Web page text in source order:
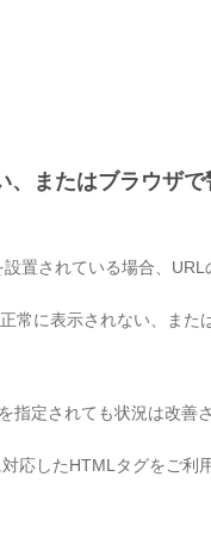
またはブラウザで
置されている場合、URL
常に表示されない、また
指定されても状況は改善
応したHTMLタグをご利